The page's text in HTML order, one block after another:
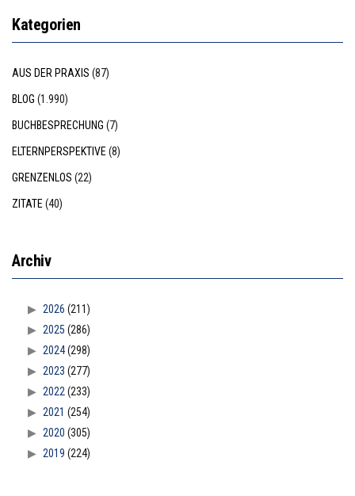
Kategorien
AUS DER PRAXIS (87)
BLOG (1.990)
BUCHBESPRECHUNG (7)
ELTERNPERSPEKTIVE(8)
GRENZENLOS (22)
ZITATE(40)
Archiv
2026 (211)
2025 (286)
2024(298)
2023 (277)
2022(233)
2021 (254)
2020 (305)
2019 (224)